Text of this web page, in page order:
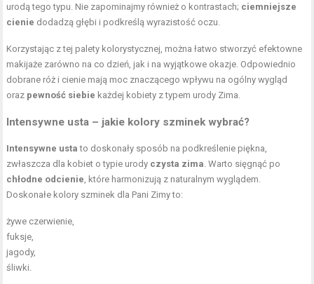
urodą tego typu. Nie zapominajmy również o kontrastach; ciemniejsze
cienie dodadzą głębi i podkreślą wyrazistość oczu.
Korzystając z tej palety kolorystycznej, można łatwo stworzyć efektowne
makijaże zarówno na co dzień, jak i na wyjątkowe okazje. Odpowiednio
dobrane róż i cienie mają moc znaczącego wpływu na ogólny wygląd
oraz pewność siebie każdej kobiety z typem urody Zima.
Intensywne usta – jakie kolory szminek wybrać?
Intensywne usta to doskonały sposób na podkreślenie piękna,
zwłaszcza dla kobiet o typie urody czysta zima . Warto sięgnąć po
chłodne odcienie , które harmonizują z naturalnym wyglądem.
Doskonałe kolory szminek dla Pani Zimy to:
żywe czerwienie,
fuksje,
jagody,
śliwki.